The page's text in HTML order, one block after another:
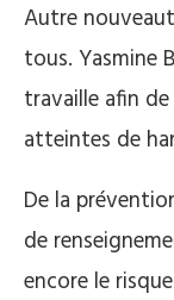
Autre
tous. Yasmine
travaille afin
atteintes de
De la
de
encore le